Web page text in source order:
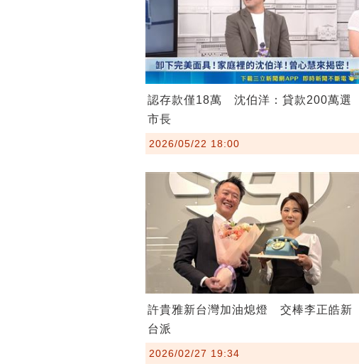
認存款僅18萬 沈伯洋：貸款200萬選
市長
2026/05/22 18:00
許貴雅新台灣加油熄燈 交棒李正皓新
台派
2026/02/27 19:34